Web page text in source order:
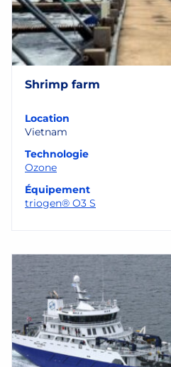
Shrimp farm
Location
Vietnam
Technologie
Ozone
Équipement
triogen® O3 S